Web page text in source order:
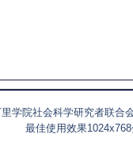
学院社会科学研究者联合
最佳使用效果